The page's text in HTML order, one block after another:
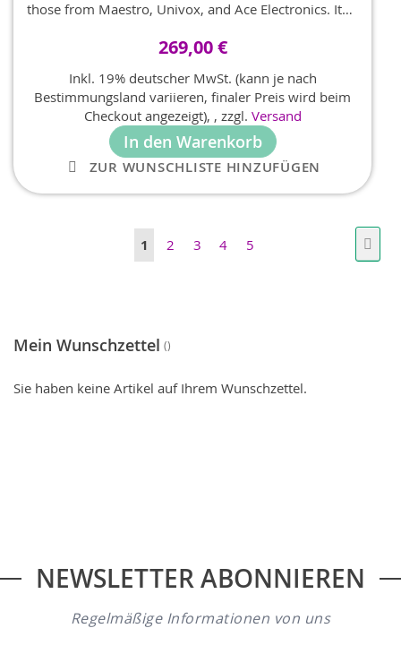
those from Maestro, Univox, and Ace Electronics. It
the classic sounds of later icons such as the Roland
269,00 €
Inkl. 19% deutscher MwSt. (kann je nach
Bestimmungsland variieren, finaler Preis wird beim
Checkout angezeigt), , zzgl. Versand
In den Warenkorb
ZUR WUNSCHLISTE HINZUFÜGEN
Sie
Seite
1 Seite
2 Seite
3 Seite
4 Seite
5
Mein Wunschzettel
Sie haben keine Artikel auf Ihrem Wunschzettel.
NEWSLETTER ABONNIEREN
Regelmäßige Informationen von uns